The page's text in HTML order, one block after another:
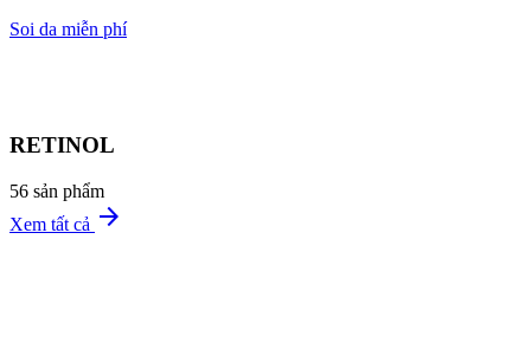
Soi da miễn phí
RETINOL
56 sản phẩm
Xem tất cả arrow_forward